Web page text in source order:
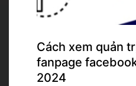
Cách xem quản
fanpage
2024